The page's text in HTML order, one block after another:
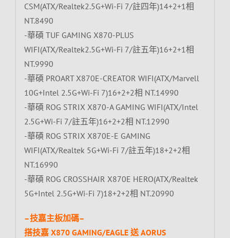
CSM(ATX/Realtek2.5G+Wi-Fi 7/註四年)14+2+1相
NT.8490
-華碩 TUF GAMING X870-PLUS
WIFI(ATX/Realtek2.5G+Wi-Fi 7/註五年)16+2+1相
NT.9990
-華碩 PROART X870E-CREATOR WIFI(ATX/Marvell
10G+Intel 2.5G+Wi-Fi 7)16+2+2相 NT.14990
-華碩 ROG STRIX X870-A GAMING WIFI(ATX/Intel
2.5G+Wi-Fi 7/註五年)16+2+2相 NT.12990
-華碩 ROG STRIX X870E-E GAMING
WIFI(ATX/Realtek 5G+Wi-Fi 7/註五年)18+2+2相
NT.16990
-華碩 ROG CROSSHAIR X870E HERO(ATX/Realtek
5G+Intel 2.5G+Wi-Fi 7)18+2+2相 NT.20990
–技嘉主板加碼–
搭技嘉 X870 GAMING/EAGLE 送 AORUS